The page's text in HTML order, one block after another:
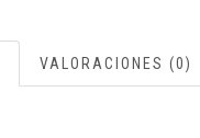
VALORACIONES (0)